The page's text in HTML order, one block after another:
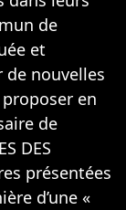
de
et
de nouvelles
en
de
DES
présentées
d’une «